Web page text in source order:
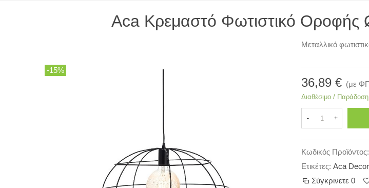
Aca Κρεμαστό Φωτιστικό
-15%
Μεταλλικό
36,89 € (με
Διαθέσιμο /
- +
Κωδικός Προϊόντος:
Ετικέτες: Aca
Σύγκρινετε 0